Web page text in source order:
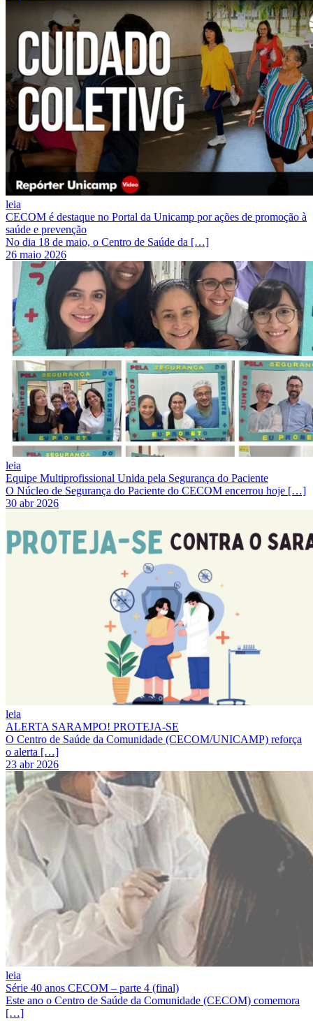
leia
CECOM é destaque no Portal da Unicamp por ações de promoção à
saúde e prevenção
No dia 18 de maio, o Centro de Saúde da […]
26 maio 2026
leia
Equipe Multiprofissional Unida pela Segurança do Paciente
O Núcleo de Segurança do Paciente do CECOM encerrou hoje […]
30 abr 2026
leia
ALERTA SARAMPO! PROTEJA-SE
O Centro de Saúde da Comunidade (CECOM/UNICAMP) reforça
o alerta […]
23 abr 2026
leia
Série 40 anos CECOM – parte 4 (final)
Este ano o Centro de Saúde da Comunidade (CECOM) comemora
[…]